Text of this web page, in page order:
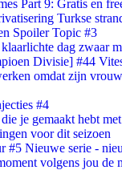
Part 9: Gratis en
Turkse
Spoiler Topic #3
dag zwaar
Divisie] #44
omdat zijn
#4
je gemaakt hebt
voor dit seizoen
#5 Nieuwe serie -
volgens jou de